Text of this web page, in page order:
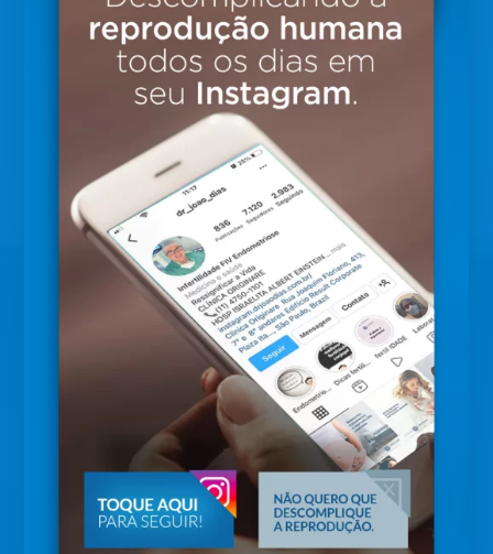
órgãos, por exemplo diminuindo a
permeabilidade das tubas uterinas e
impedindo que o embrião chegue ao
endométrio, o que pode desencadear uma
gravidez fora do útero, denominada ectópica.
Essas infecções também aumentam o risco de
aborto ou parto prematuro.
Tanto em homens quanto em mulheres a
doença geralmente não apresenta sintomas e
um parceiro pode transmitir ao outro.
A infecção por Chlamydia , em geral, não
apresenta sintomas. Quando não tratada,
essa infecção pode se tornar crônica, levando